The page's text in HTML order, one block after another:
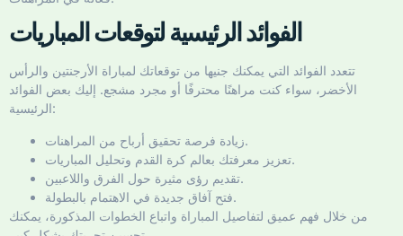
الفوائد الرئيسية لتوقعات المباريات
تتعدد الفوائد التي يمكنك جنيها من توقعاتك لمباراة الأرجنتين والرأس
الأخضر، سواء كنت مراهنًا محترفًا أو مجرد مشجع. إليك بعض الفوائد
الرئيسية:
زيادة فرصة تحقيق أرباح من المراهنات.
تعزيز معرفتك بعالم كرة القدم وتحليل المباريات.
تقديم رؤى مثيرة حول الفرق واللاعبين.
فتح آفاق جديدة في الاهتمام بالبطولة.
من خلال فهم عميق لتفاصيل المباراة واتباع الخطوات المذكورة، يمكنك